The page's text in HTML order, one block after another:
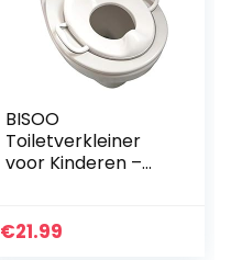
BISOO
Toiletverkleiner
voor Kinderen –
Toiletbril
€21.99